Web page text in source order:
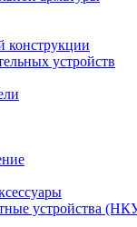
конструкции
устройств
устройства